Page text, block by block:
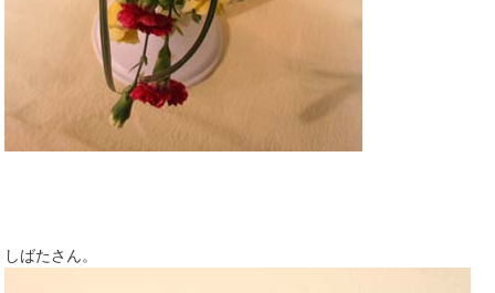
しばたさん。